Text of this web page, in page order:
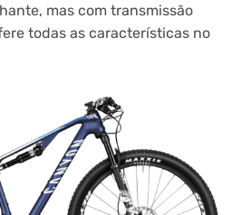
mas com transmissão
todas as características no